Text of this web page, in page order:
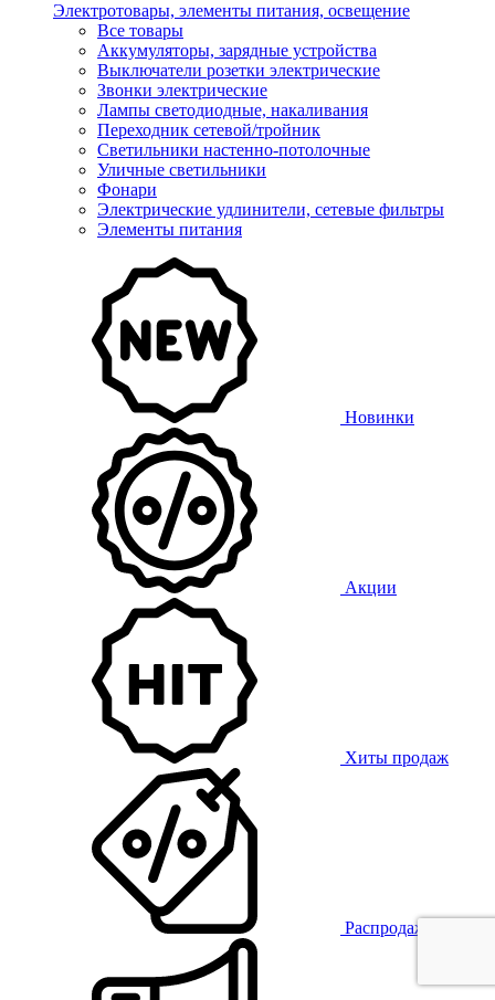
Электротовары, элементы питания, освещение
Все товары
Аккумуляторы, зарядные устройства
Выключатели розетки электрические
Звонки электрические
Лампы светодиодные, накаливания
Переходник сетевой/тройник
Светильники настенно-потолочные
Уличные светильники
Фонари
Электрические удлинители, сетевые фильтры
Элементы питания
Новинки
Акции
Хиты продаж
Распродажа